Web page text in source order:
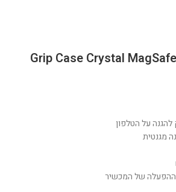
Grip Case Crystal
על הטלפון
ההפעלה של המכשיר